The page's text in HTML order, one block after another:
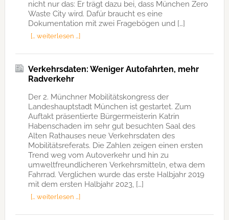
nicht nur das: Er trägt dazu bei, dass München Zero
Waste City wird. Dafür braucht es eine
Dokumentation mit zwei Fragebögen und […]
[… weiterlesen …]
Verkehrsdaten: Weniger Autofahrten, mehr
Radverkehr
Der 2. Münchner Mobilitätskongress der
Landeshauptstadt München ist gestartet. Zum
Auftakt präsentierte Bürgermeisterin Katrin
Habenschaden im sehr gut besuchten Saal des
Alten Rathauses neue Verkehrsdaten des
Mobilitätsreferats. Die Zahlen zeigen einen ersten
Trend weg vom Autoverkehr und hin zu
umweltfreundlicheren Verkehrsmitteln, etwa dem
Fahrrad. Verglichen wurde das erste Halbjahr 2019
mit dem ersten Halbjahr 2023, […]
[… weiterlesen …]